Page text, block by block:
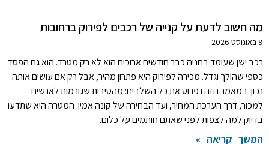
מה חשוב לדעת על קנייה של רכבים לפירוק ברחובות
9 באוגוסט 2026
רכב ישן שעומד בחניה כבר חודשים ארוכים הוא לא רק מטרד. הוא גם הפסד
כספי שהולך וגדל. מכירה לפירוק היא פתרון מהיר, אבל רק אם עושים אותה
נכון. במאמר הזה נפרוס את כל השלבים: מהסיבות שגורמות לאנשים
למכור, דרך הערכת המחיר, ועד הבחירה של קונה אמין. המטרה היא שתדעו
בדיוק למה לצפות לפני שאתם חותמים על כלום.
המשך קריאה »